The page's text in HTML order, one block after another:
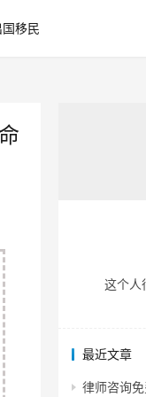
国移民
这个人
最近文章
律师咨询